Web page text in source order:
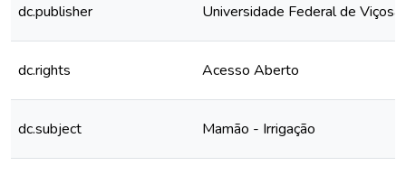
dc.publisher Universidade Federal de Viçosa
dc.rights Acesso Aberto
dc.subject Mamão - Irrigação